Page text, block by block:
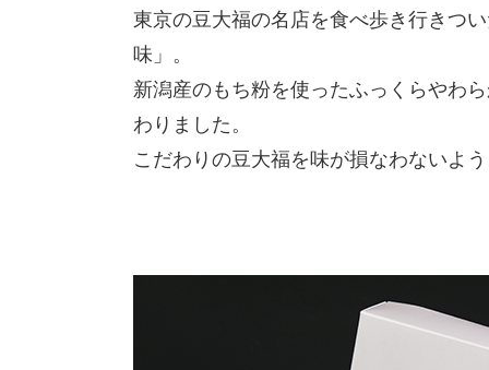
東京の豆大福の名店を食べ歩き行きつ
味」。
新潟産のもち粉を使ったふっくらやわ
わりました。
こだわりの豆大福を味が損なわないよ